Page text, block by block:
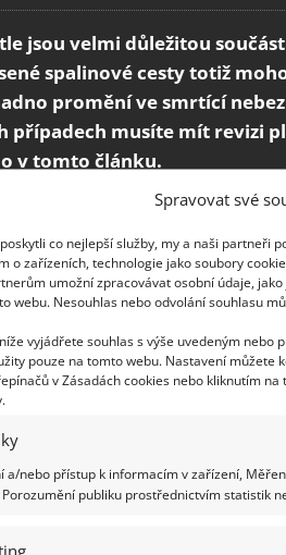
Spravovat své
co nejlepší služby, my a naši partneři
o zařízeních, technologie jako soubory
umožní zpracovávat osobní údaje,
webu. Nesouhlas nebo odvolání souhlasu
vyjádřete souhlas s výše uvedeným nebo
pouze na tomto webu. Nastavení můžete
v Zásadách cookies nebo kliknutím
a/nebo přístup k informacím v zařízení,
publiku prostřednictvím statistik
jsou velmi důležitou
spalinové cesty totiž
promění ve smrtící
případech musíte mít revizi
v tomto článku.
alespoň jednou
kotlůminimálně jednou
máte větší kotel, nebo víte,
i pravidelné čištění.
se něco pokazí. Při pořízení
a pořízení nových
kotle, nebo budete
revizi. Technik prověří,